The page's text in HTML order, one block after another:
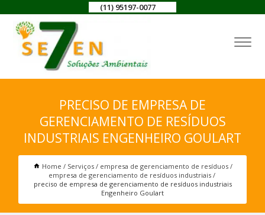
(11) 95197-0077
PRECISO DE EMPRESA DE
GERENCIAMENTO DE RESÍDUOS
INDUSTRIAIS ENGENHEIRO GOULART
Home Serviços
empresa de gerenciamento de resíduos
empresa de gerenciamento de resíduos industriais
preciso de empresa de gerenciamento de resíduos industriais
Engenheiro Goulart